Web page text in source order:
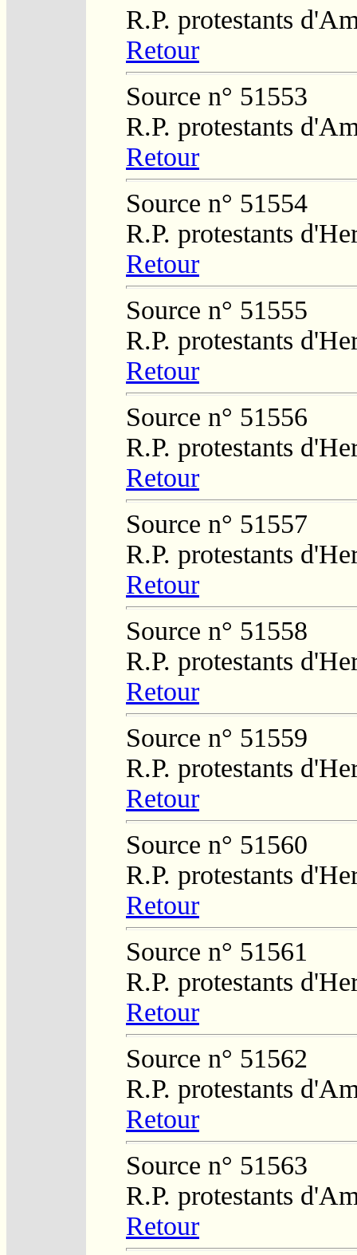
R.P. protestants
Retour
Source n° 51553
R.P. protestants
Retour
Source n° 51554
R.P. protestants
Retour
Source n° 51555
R.P. protestants
Retour
Source n° 51556
R.P. protestants
Retour
Source n° 51557
R.P. protestants
Retour
Source n° 51558
R.P. protestants
Retour
Source n° 51559
R.P. protestants
Retour
Source n° 51560
R.P. protestants
Retour
Source n° 51561
R.P. protestants
Retour
Source n° 51562
R.P. protestants
Retour
Source n° 51563
R.P. protestants
Retour